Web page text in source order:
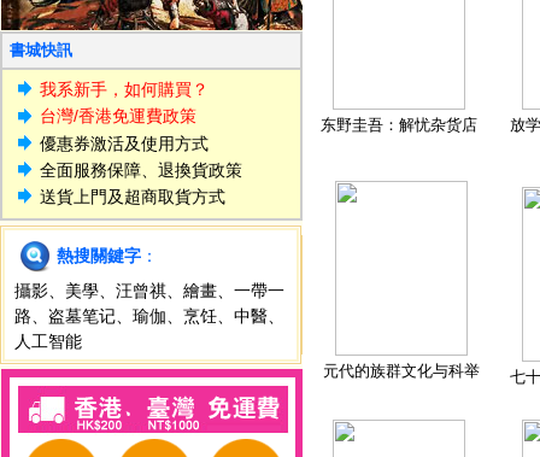
書城快訊
我系新手，如何購買？
台灣/香港免運費政策
優惠券激活及使用方式
全面服務保障、退換貨政策
送貨上門及超商取貨方式
熱搜關鍵字 ：
攝影
美學 汪曾祺 繪畫
一帶一
路
盗墓笔记 瑜伽 烹饪 中醫
人工智能
东野圭吾：解忧杂货店 放
元代的族群文化与科举 七